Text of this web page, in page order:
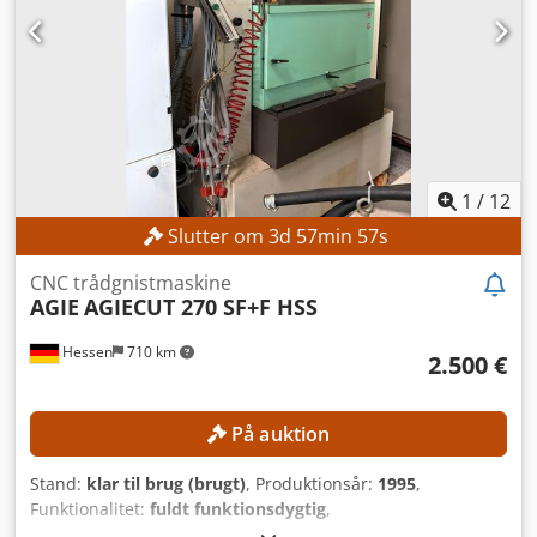
1 / 12
Slutter om 3d 57min 55s
Hessen 710 km
CNC trådgnistmaskine
AGIE AGIECUT 270 SF+F HSS
2.500 €
På auktion
Stand: klar til brug (brugt), Produktionsår: 1995,
Funktionalitet: fuldt funktionsdygtig,